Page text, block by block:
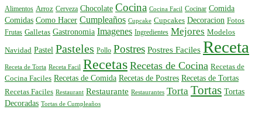
Alimentos Arroz Cerveza Chocolate Cocina Cocina Facil Cocinar Comida
Comidas Como Hacer Cumpleaños Cupcake Cupcakes Decoracion Fotos
Frutas Galletas Gastronomia Imagenes Ingredientes Mejores Modelos
Navidad Pastel Pasteles Pollo Postres Postres Faciles Receta
Receta de Torta Receta Facil Recetas Recetas de Cocina Recetas de
Cocina Faciles Recetas de Comida Recetas de Postres Recetas de Tortas
Recetas Faciles Restaurant Restaurante Restaurantes Torta Tortas Tortas
Decoradas Tortas de Cumpleaños